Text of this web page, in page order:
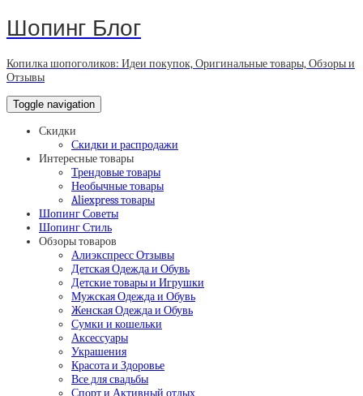
Шопинг Блог
Копилка шопоголиков: Идеи покупок, Оригинальные товары, Обзоры и
Отзывы
Toggle navigation
Скидки
Скидки и распродажи
Интересные товары
Трендовые товары
Необычные товары
Aliexpress товары
Шопинг Советы
Шопинг Стиль
Обзоры товаров
Алиэкспресс Отзывы
Детская Одежда и Обувь
Детские товары и Игрушки
Мужская Одежда и Обувь
Женская Одежда и Обувь
Сумки и кошельки
Аксессуары
Украшения
Красота и Здоровье
Все для свадьбы
Спорт и Активный отдых